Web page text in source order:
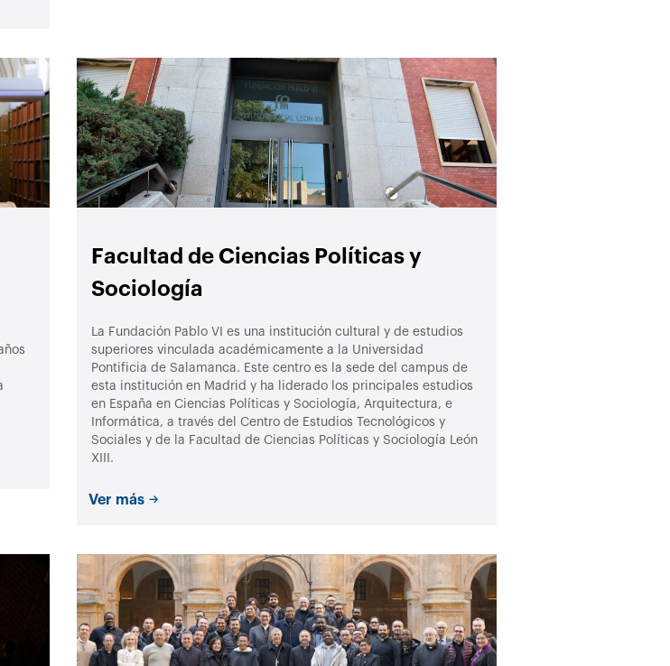
Facultad de Ciencias Políticas y
Sociología
La Fundación Pablo VI es una institución cultural y de estudios
superiores vinculada académicamente a la Universidad
Pontificia de Salamanca. Este centro es la sede del campus de
esta institución en Madrid y ha liderado los principales estudios
en España en Ciencias Políticas y Sociología, Arquitectura, e
Informática, a través del Centro de Estudios Tecnológicos y
Sociales y de la Facultad de Ciencias Políticas y Sociología León
XIII.
Ver más